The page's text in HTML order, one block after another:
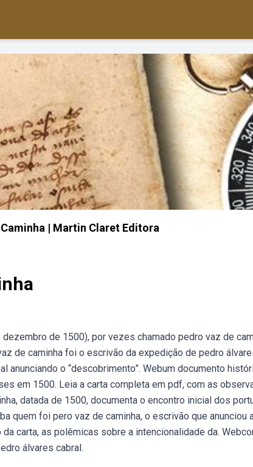
| Martin Claret Editora
de 1500), por vezes chamado pedro vaz de
de caminha foi o escrivão da expedição de pedro
o “descobrimento”. Webum documento
em 1500. Leia a carta completa em pdf, com as
datada de 1500, documenta o encontro inicial dos
quem foi pero vaz de caminha, o escrivão que anunciou
carta, as polêmicas sobre a intencionalidade da.
álvares cabral.